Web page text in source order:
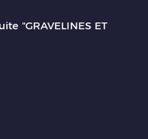
"GRAVELINES ET